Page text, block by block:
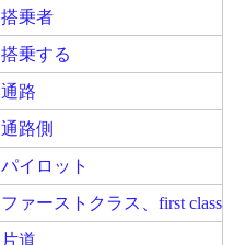
搭乗者
搭乗する
通路
通路側
パイロット
ファーストクラス、first class
片道